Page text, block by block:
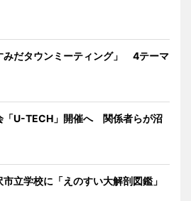
みだタウンミーティング」 4テーマ
「U-TECH」開催へ 関係者らが沼
立学校に「えのすい大解剖図鑑」